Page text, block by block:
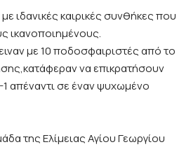
ιδανικές καιρικές συνθήκες που
ικανοποιημένους.
με 10 ποδοσφαιριστές από το
να επικρατήσουν
απέναντι σε έναν ψυχωμένο
της Ελίμειας Αγίου Γεωργίου